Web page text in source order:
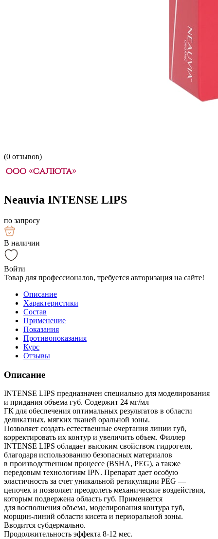
(0 отзывов)
Neauvia INTENSE LIPS
по запросу
В наличии
Войти
Товар для профессионалов, требуется авторизация на сайте!
Описание
Характеристики
Состав
Применение
Показания
Противопоказания
Курс
Отзывы
Описание
INTENSE LIPS предназначен специально для моделирования
и придания объема губ. Содержит 24 мг/мл
ГК для обеспечения оптимальных результатов в области
деликатных, мягких тканей оральной зоны.
Позволяет создать естественные очертания линии губ,
корректировать их контур и увеличить объем. Филлер
INTENSE LIPS обладает высоким свойством гидрогеля,
благодаря использованию безопасных материалов
в производственном процессе (BSHA, PEG), а также
передовым технологиям IPN. Препарат дает особую
эластичность за счет уникальной ретикуляции PEG —
цепочек и позволяет преодолеть механические воздействия,
которым подвержена область губ. Применяется
для восполнения объема, моделирования контура губ,
морщин-линий области кисета и периоральной зоны.
Вводится субдермально.
Продолжительность эффекта 8-12 мес.